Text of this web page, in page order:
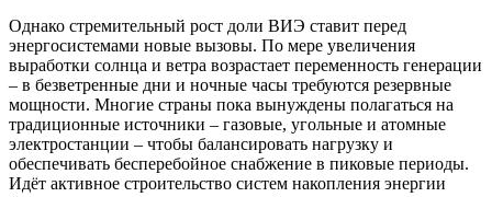
Однако стремительный рост доли ВИЭ ставит перед
энергосистемами новые вызовы. По мере увеличения
выработки солнца и ветра возрастает переменность генерации
– в безветренные дни и ночные часы требуются резервные
мощности. Многие страны пока вынуждены полагаться на
традиционные источники – газовые, угольные и атомные
электростанции – чтобы балансировать нагрузку и
обеспечивать бесперебойное снабжение в пиковые периоды.
Идёт активное строительство систем накопления энергии